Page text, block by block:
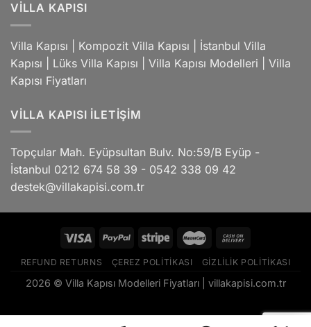
VILLA KAPISI
Villa Kapısı Kompozit Villa Kapısı
İstanbul Villa
Kapısı
Lüks Villa Kapısı Villa Kapısı Modelleri
Villa
Kapısı Fiyatları
VILLA KAPISI İLETIŞIM
Topçular Mah. Eyüpsultan Bulv. No:59/B Eyüp -
İstanbul 0212 674 58 39 - 0542 338 09 42
destek@villakapisi.com.tr
REFUND RETURNS ÇEREZ POLITIKASI GIZLILIK POLITIKASI
2026 © Villa Kapısı Modelleri Fiyatları | villakapisi.com.tr